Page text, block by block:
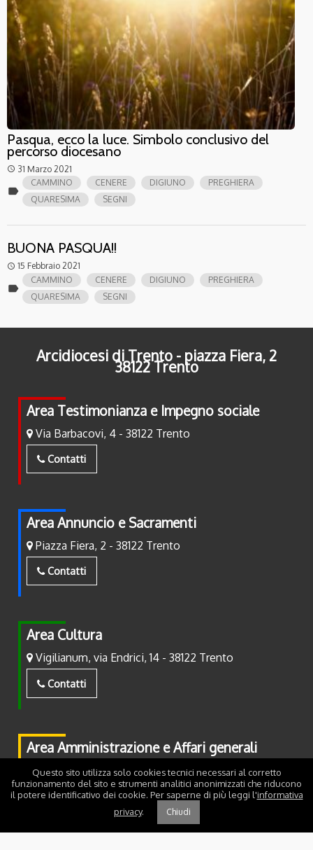
Pasqua, ecco la luce. Simbolo conclusivo del
percorso diocesano
access_time 31 Marzo 2021
label
CAMMINO CENERE DIGIUNO
PREGHIERA
QUARESIMA
SEGNI
BUONA PASQUA!!
access_time 15 Febbraio 2021
label
CAMMINO CENERE DIGIUNO
PREGHIERA
QUARESIMA
SEGNI
Arcidiocesi di Trento - piazza Fiera, 2
38122 Trento
Area Testimonianza e Impegno sociale
Via Barbacovi, 4 - 38122 Trento
Contatti
Area Annuncio e Sacramenti
Piazza Fiera, 2 - 38122 Trento
Contatti
Area Cultura
Vigilianum, via Endrici, 14 - 38122 Trento
Contatti
Area Amministrazione e Affari generali
Piazza Fiera, 2 - 38122 Trento
Contatti
Questo sito utilizza solo cookies tecnici necessari al corretto
funzionamento del sito e strumenti analitici anonimizzati che riducono
il potere identificativo dei cookie. Per saperne di più leggi l'informativa
privacy. Chiudi